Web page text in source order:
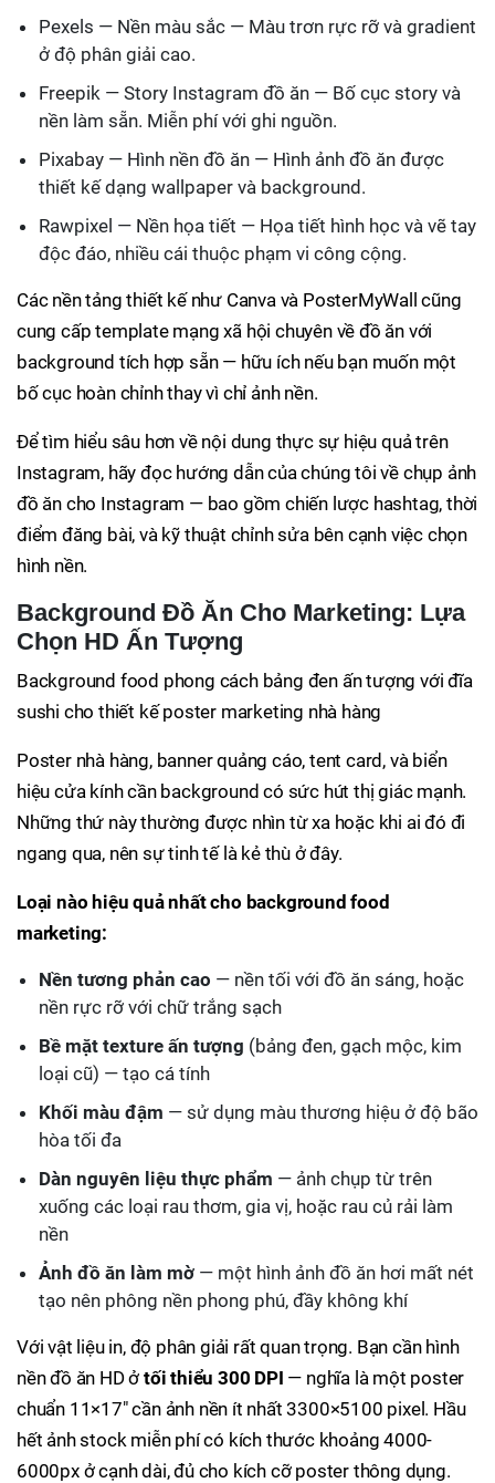
Pexels — Nền màu sắc — Màu trơn rực rỡ và gradient
ở độ phân giải cao.
Freepik — Story Instagram đồ ăn — Bố cục story và
nền làm sẵn. Miễn phí với ghi nguồn.
Pixabay — Hình nền đồ ăn — Hình ảnh đồ ăn được
thiết kế dạng wallpaper và background.
Rawpixel — Nền họa tiết — Họa tiết hình học và vẽ tay
độc đáo, nhiều cái thuộc phạm vi công cộng.
Các nền tảng thiết kế như Canva và PosterMyWall cũng
cung cấp template mạng xã hội chuyên về đồ ăn với
background tích hợp sẵn — hữu ích nếu bạn muốn một
bố cục hoàn chỉnh thay vì chỉ ảnh nền.
Để tìm hiểu sâu hơn về nội dung thực sự hiệu quả trên
Instagram, hãy đọc hướng dẫn của chúng tôi về chụp ảnh
đồ ăn cho Instagram — bao gồm chiến lược hashtag, thời
điểm đăng bài, và kỹ thuật chỉnh sửa bên cạnh việc chọn
hình nền.
Background Đồ Ăn Cho Marketing: Lựa
Chọn HD Ấn Tượng
Background food phong cách bảng đen ấn tượng với đĩa
sushi cho thiết kế poster marketing nhà hàng
Poster nhà hàng, banner quảng cáo, tent card, và biển
hiệu cửa kính cần background có sức hút thị giác mạnh.
Những thứ này thường được nhìn từ xa hoặc khi ai đó đi
ngang qua, nên sự tinh tế là kẻ thù ở đây.
Loại nào hiệu quả nhất cho background food
marketing:
Nền tương phản cao — nền tối với đồ ăn sáng, hoặc
nền rực rỡ với chữ trắng sạch
Bề mặt texture ấn tượng (bảng đen, gạch mộc, kim
loại cũ) — tạo cá tính
Khối màu đậm — sử dụng màu thương hiệu ở độ bão
hòa tối đa
Dàn nguyên liệu thực phẩm — ảnh chụp từ trên
xuống các loại rau thơm, gia vị, hoặc rau củ rải làm
nền
Ảnh đồ ăn làm mờ — một hình ảnh đồ ăn hơi mất nét
tạo nên phông nền phong phú, đầy không khí
Với vật liệu in, độ phân giải rất quan trọng. Bạn cần hình
nền đồ ăn HD ởtối thiểu 300 DPI — nghĩa là một poster
chuẩn 11×17" cần ảnh nền ít nhất 3300×5100 pixel. Hầu
hết ảnh stock miễn phí có kích thước khoảng 4000-
6000px ở cạnh dài, đủ cho kích cỡ poster thông dụng.